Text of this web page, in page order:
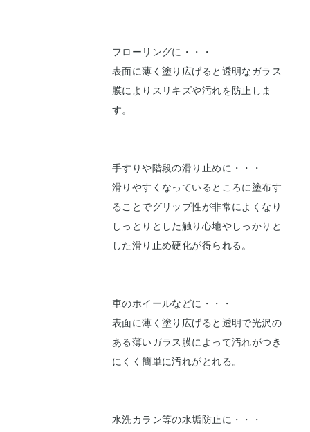
フローリングに・・・
表面に薄く塗り広げると透明なガラス
膜によりスリキズや汚れを防止しま
す。
手すりや階段の滑り止めに・・・
滑りやすくなっているところに塗布す
ることでグリップ性が非常によくなり
しっとりとした触り心地やしっかりと
した滑り止め硬化が得られる。
車のホイールなどに・・・
表面に薄く塗り広げると透明で光沢の
ある薄いガラス膜によって汚れがつき
にくく簡単に汚れがとれる。
水洗カラン等の水垢防止に・・・